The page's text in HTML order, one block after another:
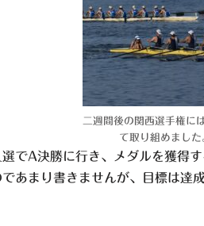
二週間後の関西選手権に
て取り組めました
でA決勝に行き、メダルを獲得
あまり書きませんが、目標は